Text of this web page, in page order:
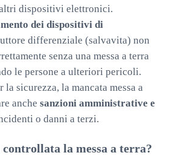
dispositivi elettronici.
dei dispositivi di
differenziale (salvavita) non
senza una messa a terra
le persone a ulteriori pericoli.
sicurezza, la mancata messa a
anche sanzioni amministrative e
o danni a terzi.
la messa a terra?